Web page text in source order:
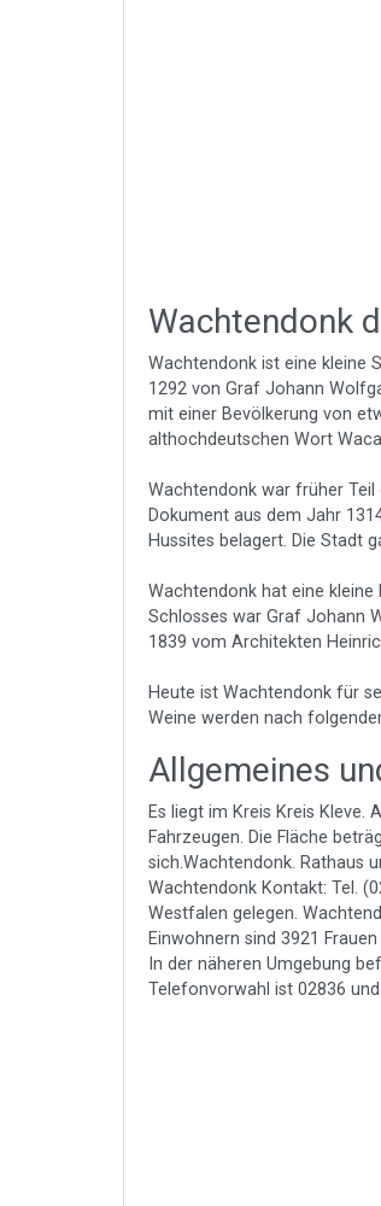
Wachtendonk
Wachtendonk ist eine kleine
1292 von Graf Johann
mit einer Bevölkerung von
althochdeutschen Wort
Wachtendonk war früher Teil
Dokument aus dem Jahr
Hussites belagert. Die Stadt
Wachtendonk hat eine
Schlosses war Graf Johann
1839 vom Architekten
Heute ist Wachtendonk für
Weine werden nach
Allgemeines
Es liegt im Kreis Kreis Kleve.
Fahrzeugen. Die Fläche
sich.Wachtendonk. Rathaus
Wachtendonk Kontakt: Tel.
Westfalen gelegen.
Einwohnern sind 3921
In der näheren Umgebung
Telefonvorwahl ist 02836